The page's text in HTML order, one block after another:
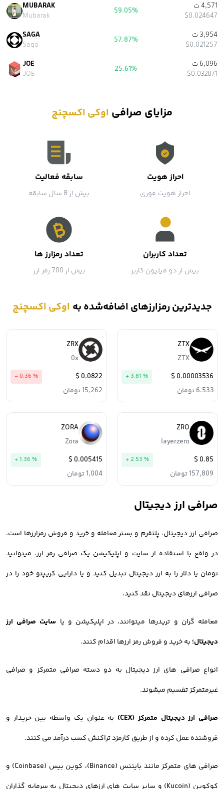
MUBARAK
Mubarak
59.05%
4,571 ت
$0.024647
SAGA
Saga
57.87%
3,954 ت
$0.021257
JOE
JOE
25.61%
6,096 ت
$0.032871
مزایای صرافی اوکی اکسچنج
احراز هویت
احراز هویت فوری
سابقه فعالیت
بیش از 8 سال سابقه
تعداد کاربران
بیش از دو میلیون کاربر
تعداد رمزارز ها
بیش از 700 رمز ارز
جدیدترین رمزارزهای اضافه‌شده به اوکی اکسچنج
ZTX
ZTX
0.00003536 $
+ 3.81 %
6.533 تومان
ZRX
0x
0.0822 $
- 0.36 %
15,262 تومان
ZRO
layerzero
0.85 $
+ 2.53 %
157,809 تومان
ZORA
Zora
0.005415 $
+ 1.36 %
1,004 تومان
صرافی ارز دیجیتال
صرافی ارز دیجیتال، پلتفرم و بستر معامله و خرید و فروش رمزارزها است.
در واقع با استفاده از سایت و اپلیکیشن یک صرافی رمز ارز، میتوانید
تومان یا دلار را به ارز دیجیتال تبدیل کنید و یا دارایی کریپتو خود را در
صرافی ارزهای دیجیتال نقد کنید.
معامله گران و تریدرها میتوانند، در اپلیکیشن و یا سایت صرافی ارز
دیجیتال؛ به خرید و فروش رمز ارزها اقدام کنند.
انواع صرافی های ارز دیجیتال به دو دسته صرافی متمرکز و صرافی
غیرمتمرکز تقسیم میشوند.
صرافی ارز دیجیتال متمرکز (CEX)
به عنوان یک واسطه بین خریدار و
فروشنده عمل کرده و از طریق کارمزد تراکنش کسب درآمد می کنند.
صرافی های متمرکز مانند بایننس (Binance)، کوین بیس (Coinbase) و
کوکوین (Kucoin) و سایر سایت های ارزهای دیجیتال به سرمایه گذاران